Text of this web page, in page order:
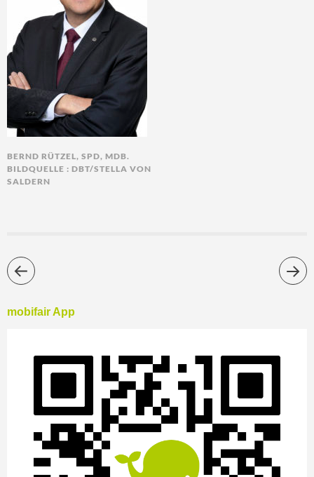
BERND RÜTZEL, SPD, MDB.
BILDQUELLE : DBT/STELLA VON
SALDERN
mobifair App